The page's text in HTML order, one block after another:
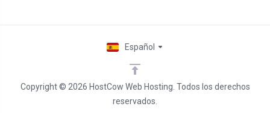
Copyright © 2026 HostCow Web Hosting. Todos los derechos
reservados.
Español